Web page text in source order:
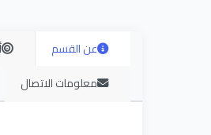
عن القسم
معلومات الاتصال